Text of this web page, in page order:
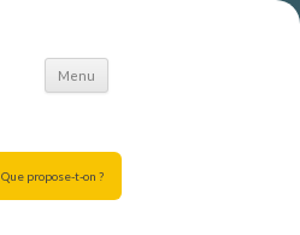
Menu
Aller
Que propose-t-on ?